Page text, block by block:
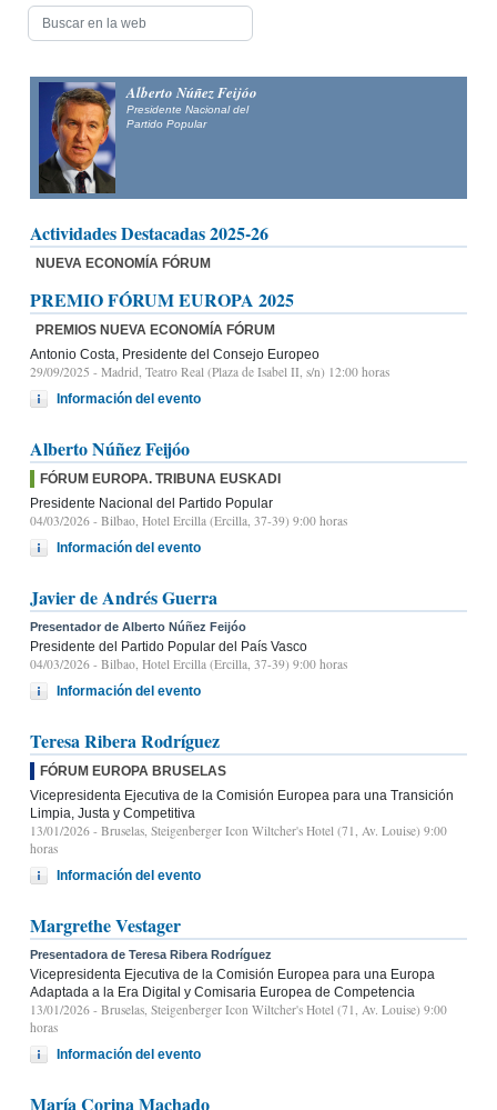
Alfonso Fernández
Mañueco
Presidente del Partido Popular de Castilla y León y candidato
a la Presidencia de la Junta de Castilla y León
Actividades Destacadas 2025-26
NUEVA ECONOMÍA FÓRUM
PREMIO FÓRUM EUROPA 2025
PREMIOS NUEVA ECONOMÍA FÓRUM
Antonio Costa, Presidente del Consejo Europeo
29/09/2025 - Madrid, Teatro Real (Plaza de Isabel II, s/n) 12:00 horas
Información del evento
Alberto Núñez Feijóo
FÓRUM EUROPA. TRIBUNA EUSKADI
Presidente Nacional del Partido Popular
04/03/2026 - Bilbao, Hotel Ercilla (Ercilla, 37-39) 9:00 horas
Información del evento
Javier de Andrés Guerra
Presentador de Alberto Núñez Feijóo
Presidente del Partido Popular del País Vasco
04/03/2026 - Bilbao, Hotel Ercilla (Ercilla, 37-39) 9:00 horas
Información del evento
Teresa Ribera Rodríguez
FÓRUM EUROPA BRUSELAS
Vicepresidenta Ejecutiva de la Comisión Europea para una Transición
Limpia, Justa y Competitiva
13/01/2026 - Bruselas, Steigenberger Icon Wiltcher's Hotel (71, Av. Louise) 9:00
horas
Información del evento
Margrethe Vestager
Presentadora de Teresa Ribera Rodríguez
Vicepresidenta Ejecutiva de la Comisión Europea para una Europa
Adaptada a la Era Digital y Comisaria Europea de Competencia
13/01/2026 - Bruselas, Steigenberger Icon Wiltcher's Hotel (71, Av. Louise) 9:00
horas
Información del evento
María Corina Machado